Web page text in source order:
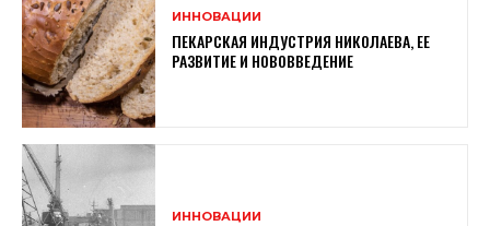
ИННОВАЦИИ
ПЕКАРСКАЯ ИНДУСТРИЯ НИКОЛАЕВА, ЕЕ
РАЗВИТИЕ И НОВОВВЕДЕНИЕ
ИННОВАЦИИ